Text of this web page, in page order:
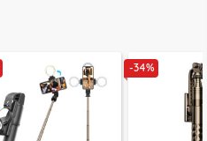
-34%